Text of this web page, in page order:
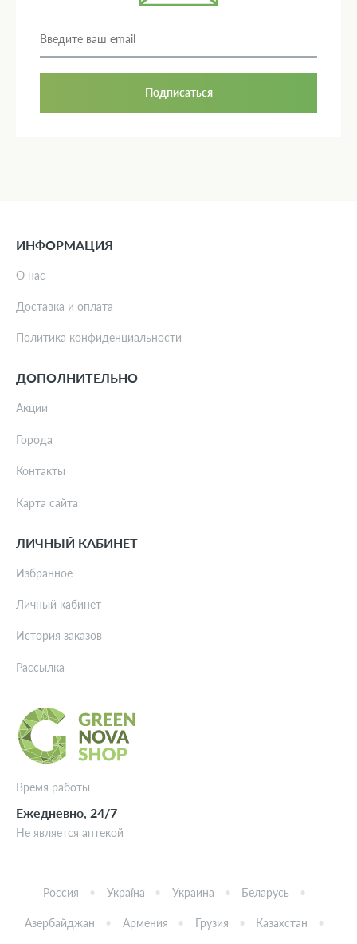
Подписаться
Время работы
Ежедневно, 24/7
Не является аптекой
ИНФОРМАЦИЯ
О нас
Доставка и оплата
Политика конфиденциальности
ДОПОЛНИТЕЛЬНО
Акции
Города
Контакты
Карта сайта
ЛИЧНЫЙ КАБИНЕТ
Избранное
Личный кабинет
История заказов
Рассылка
Россия Україна Украина Беларусь
Азербайджан Армения Грузия Казахстан